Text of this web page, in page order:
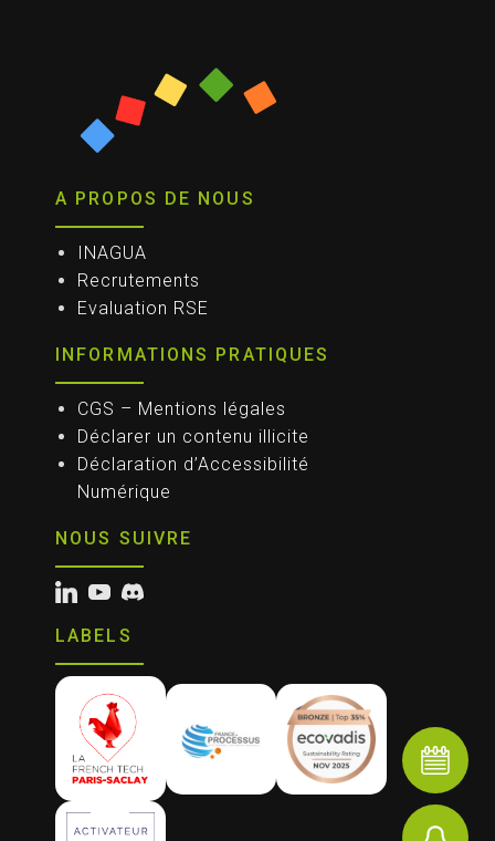
A PROPOS DE NOUS
INAGUA
Recrutements
Evaluation RSE
INFORMATIONS PRATIQUES
CGS – Mentions légales
Déclarer un contenu illicite
Déclaration d’Accessibilité
Numérique
NOUS SUIVRE
LABELS